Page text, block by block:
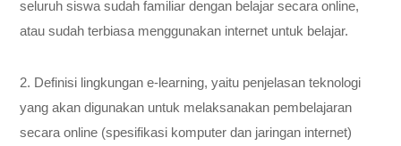
seluruh siswa sudah familiar dengan belajar secara online,
atau sudah terbiasa menggunakan internet untuk belajar.
2. Definisi lingkungan e-learning, yaitu penjelasan teknologi
yang akan digunakan untuk melaksanakan pembelajaran
secara online (spesifikasi komputer dan jaringan internet)